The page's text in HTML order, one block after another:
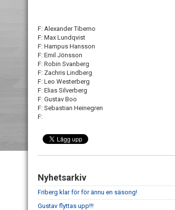
F: Alexander Tibemo
F: Max Lundqvist
F: Hampus Hansson
F: Emil Jönsson
F: Robin Svanberg
F: Zachris Lindberg
F: Leo Westerberg
F: Elias Silverberg
F: Gustav Boo
F: Sebastian Heinegren
F:
Nyhetsarkiv
Friberg klar för för ännu en säsong!
Gustav flyttas upp!!!